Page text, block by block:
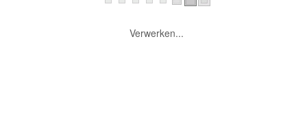
Verwerken...